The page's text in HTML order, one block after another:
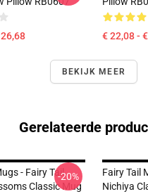
€ 22,08 -
BEKIJK MEER
Gerelateerde
- Fairy Tail
Classic Mug
-20%
Fairy Tail
Nichiya